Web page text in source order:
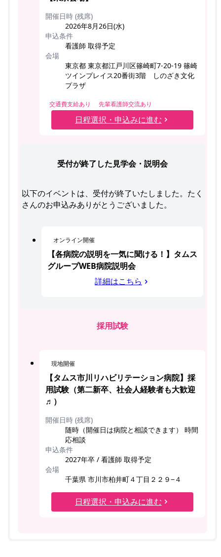
開催日時 (残席)
2026年8月26日(水)
申込条件
看護師 取得予定
会場
東京都 東京都江戸川区篠崎町7-20-19 篠崎
ツインプレイス20番街3階 しのざき文化
プラザ
交通費支給あり 先輩看護師交流あり
日程選択・申込みに進む
受付が終了した見学会・説明会
以下のイベントは、受付が終了いたしました。たく
さんのお申込みありがとうございました。
オンライン開催
【各病院の説明を一気に聞ける！】タムス
グループWEB病院説明会
詳細はこちら
採用試験
現地開催
【タムス市川リハビリテーション病院】採
用試験（第二新卒、社会人経験者も大歓迎
♬）
開催日時 (残席)
随時（開催日は病院と相談できます） 時間
応相談
申込条件
2027年卒 / 看護師 取得予定
会場
千葉県 市川市柏井町４丁目２２９−４
日程選択・申込みに進む